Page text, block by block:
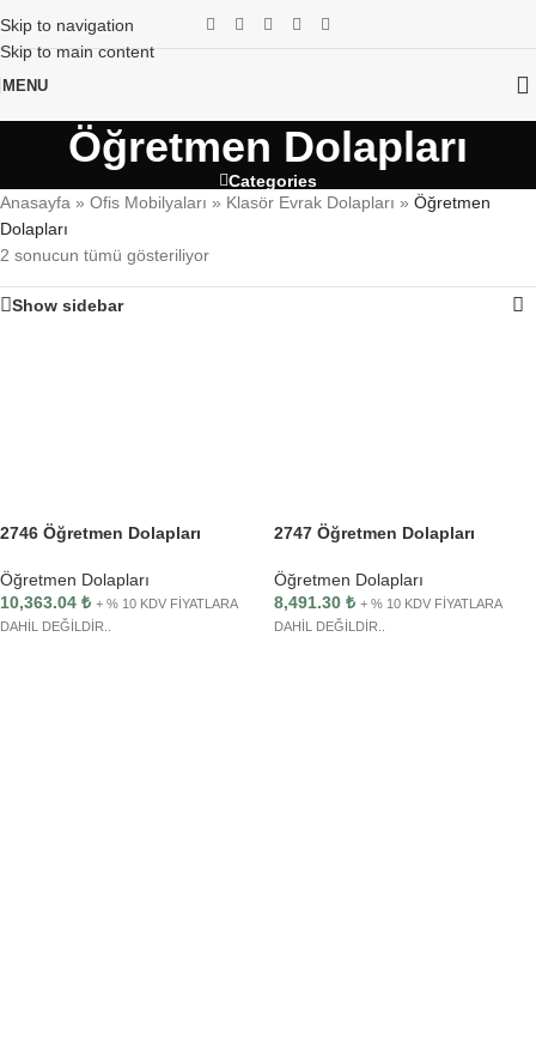
Skip to navigation
Skip to main content
MENU
Öğretmen Dolapları
Categories
Anasayfa » Ofis Mobilyaları » Klasör Evrak Dolapları » Öğretmen
Dolapları
2 sonucun tümü gösteriliyor
Show sidebar
2746 Öğretmen Dolapları
Öğretmen Dolapları
10,363.04 ₺ + % 10 KDV FİYATLARA
DAHİL DEĞİLDİR..
2747 Öğretmen Dolapları
Öğretmen Dolapları
8,491.30 ₺ + % 10 KDV FİYATLARA
DAHİL DEĞİLDİR..